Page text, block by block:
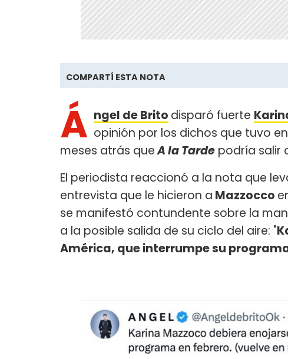
COMPARTÍ ESTA NOTA
Á ngel de Brito disparó fuerte
opinión por los dichos que tuvo
meses atrás queA la Tarde podría salir
El periodista reaccionó a la nota que
entrevista que le hicieron a Mazzocco
se manifestó contundente sobre la
a la posible salida de su ciclo del aire: "
América, que interrumpe su